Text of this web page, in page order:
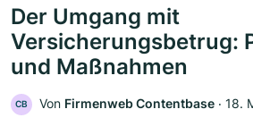
Der Umgang mit
Versicherungsbetrug:
und Maßnahmen
CB Von Firmenweb Contentbase ‧ 18.